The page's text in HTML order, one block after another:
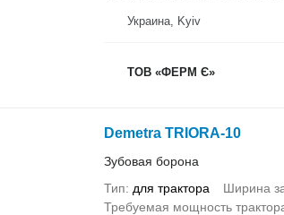
Украина, Kyiv
ТОВ «ФЕРМ Є»
Demetra TRIORA-10
Зубовая борона
Тип
для трактора Ширина
Требуемая мощность